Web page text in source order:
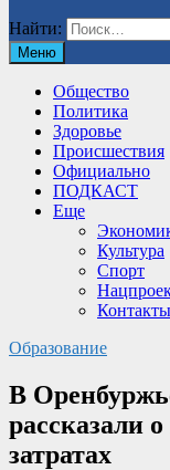
Найти:
Меню
Общество
Политика
Здоровье
Происшествия
Официально
ПОДКАСТ
Еще
Культура
Спорт
Контакты
Образование
В
рассказали
затратах